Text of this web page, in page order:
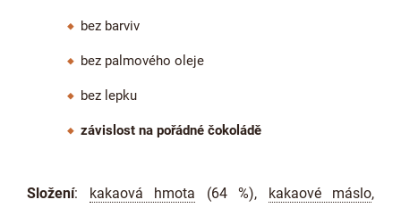
bez barviv
bez palmového oleje
bez lepku
závislost na pořádné čokoládě
Složení: kakaová hmota (64 %), kakaové máslo,